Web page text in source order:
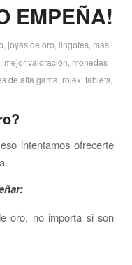
EMPEÑA!
, joyas de oro, lingotes, mas
, mejor valoración, monedas
de alta gama, rolex, tablets,
intentamos ofrecerte
oro, no importa si son